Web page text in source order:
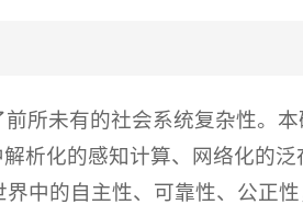
所未有的社会系统复杂性。
解析化的感知计算、网络化的
中的自主性、可靠性、公正